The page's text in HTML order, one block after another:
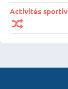
Activités